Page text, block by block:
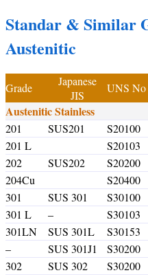
Standar & Similar
Austenitic
Grade Japanese UNS No
JIS
Austenitic Stainless
201 SUS201 S20100
201 L
S20103
202
SUS202 S20200
204Cu
S20400
301
SUS 301 S30100
301 L
– S30103
301LN
SUS 301L S30153
–
SUS 301J1 S30200
302
SUS 302 S30200